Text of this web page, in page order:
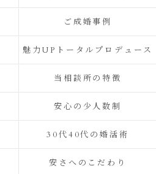
ご成婚事例
魅力UPトータルプロデュース
当相談所の特徴
安心の少人数制
30代40代の婚活術
安さへのこだわり